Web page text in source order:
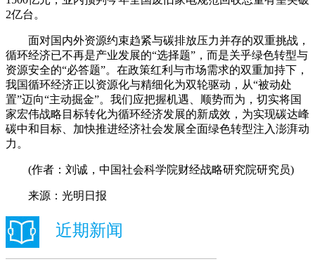
2亿台。
面对国内外资源约束趋紧与碳排放压力并存的双重挑战，
循环经济已不再是产业发展的“选择题”，而是关乎绿色转型与
资源安全的“必答题”。在政策红利与市场需求的双重加持下，
我国循环经济正以资源化与精细化为双轮驱动，从“被动处
置”迈向“主动掘金”。我们应把握机遇、顺势而为，切实将国
家宏伟战略目标转化为循环经济发展的新成效，为实现碳达峰
碳中和目标、加快推进经济社会发展全面绿色转型注入澎湃动
力。
(作者：刘诚，中国社会科学院财经战略研究院研究员)
来源：光明日报